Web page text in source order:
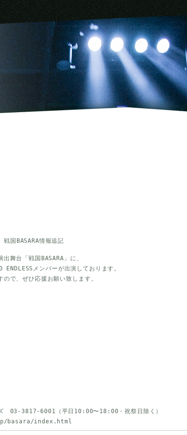
戦国BASARA情報追記
舞台「戦国BASARA」に、
ENDLESSメンバーが出演しております。
で、ぜひ応援お願い致します。
03-3817-6001（平日10:00〜18:00・祝祭日除く）
basara/index.html